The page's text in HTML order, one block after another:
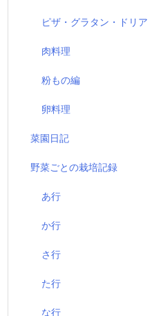
ピザ・グラタン・ドリア
肉料理
粉もの編
卵料理
菜園日記
野菜ごとの栽培記録
あ行
か行
さ行
た行
な行